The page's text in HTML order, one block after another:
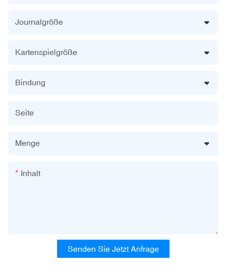
Journalgröße
Kartenspielgröße
Bindung
Seite
Menge
Inhalt
Senden Sie Jetzt Anfrage